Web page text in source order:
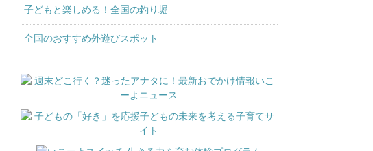
子どもと楽しめる！全国の釣り堀
全国のおすすめ外遊びスポット